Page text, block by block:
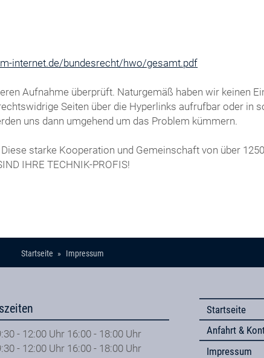
internet.de/bundesrecht/hwo/gesamt.pdf
Aufnahme überprüft. Naturgemäß haben wir keinen
Seiten über die Hyperlinks aufrufbar oder in
uns dann umgehend um das Problem kümmern.
starke Kooperation und Gemeinschaft von über
IHRE TECHNIK-PROFIS!
Startseite Impressum
- 12:00 Uhr 16:00 - 18:00 Uhr
- 12:00 Uhr 16:00 - 18:00 Uhr
Startseite
Anfahrt &
Impressum